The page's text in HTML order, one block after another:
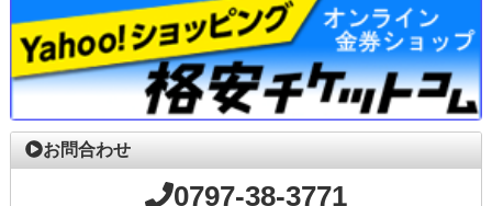
お問合わせ
0797-38-3771